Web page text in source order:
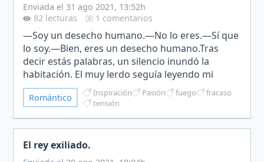
Enviada el 31 ago 2021, 13:52h
82 lecturas
1 comentarios
―Soy un desecho humano.―No lo eres.―Sí que
lo soy.―Bien, eres un desecho humano.Tras
decir estás palabras, un silencio inundó la
habitación. El muy lerdo seguía leyendo mi
manuscrito, sin haberse parado siquiera a
pensar en lo que me había di…
Romántico Inspiración Pasión fuego
fracaso
tensión
El rey exiliado.